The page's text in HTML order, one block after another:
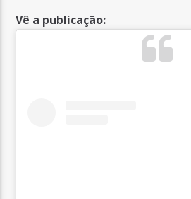
Vê a publicação: